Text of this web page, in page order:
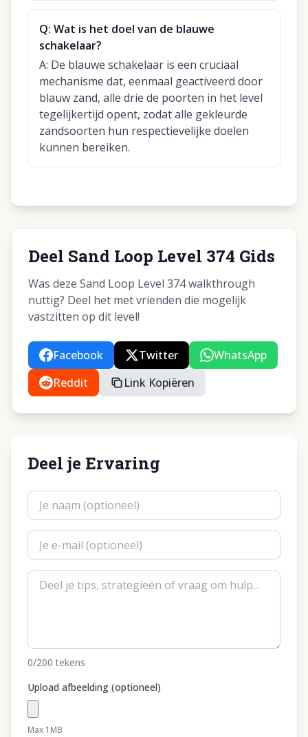
Q: Wat is het doel van de blauwe
schakelaar?
A: De blauwe schakelaar is een cruciaal
mechanisme dat, eenmaal geactiveerd door
blauw zand, alle drie de poorten in het level
tegelijkertijd opent, zodat alle gekleurde
zandsoorten hun respectievelijke doelen
kunnen bereiken.
Deel Sand Loop Level 374 Gids
Was deze Sand Loop Level 374 walkthrough
nuttig? Deel het met vrienden die mogelijk
vastzitten op dit level!
Facebook Twitter
WhatsApp
Reddit
Link Kopiëren
Deel je Ervaring
0/200 tekens
Upload afbeelding (optioneel)
Max 1MB